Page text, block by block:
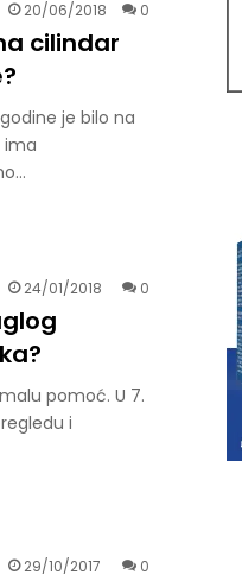
20/06/2018 0
cilindar
je bilo na
ima
24/01/2018 0
pomoć. U 7.
i
29/10/2017 0